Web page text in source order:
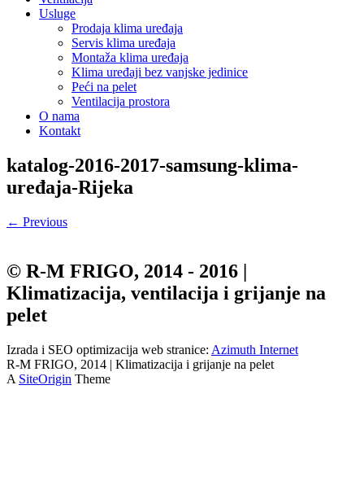
Usluge
Prodaja klima uređaja
Servis klima uređaja
Montaža klima uređaja
Klima uređaji bez vanjske jedinice
Peći na pelet
Ventilacija prostora
O nama
Kontakt
katalog-2016-2017-samsung-klima-
uređaja-Rijeka
← Previous
© R-M FRIGO, 2014 - 2016 |
Klimatizacija, ventilacija i grijanje na
pelet
Izrada i SEO optimizacija web stranice: Azimuth Internet
R-M FRIGO, 2014 | Klimatizacija i grijanje na pelet
A SiteOrigin Theme